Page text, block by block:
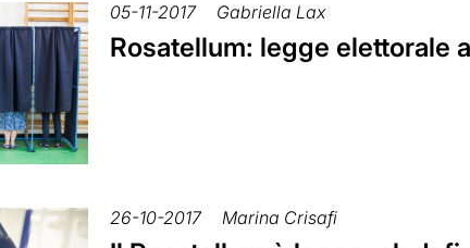
05-11-2017 Gabriella Lax
Rosatellum: legge elettorale
26-10-2017 Marina Crisafi